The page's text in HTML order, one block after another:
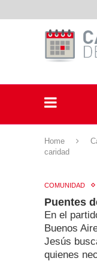
Home
caridad
COMUNIDAD
Puentes
En el
Buenos
Jesús
quienes